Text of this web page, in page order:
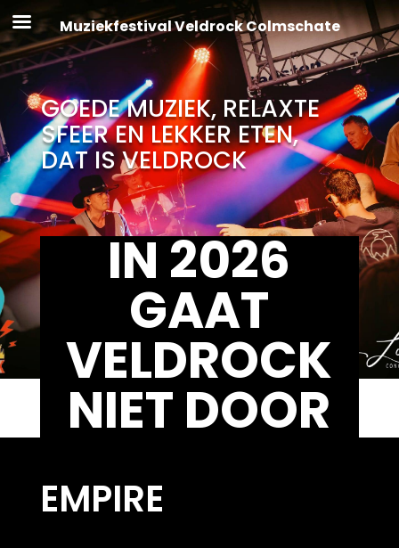
GOEDE MUZIEK, RELAXTE
SFEER EN LEKKER ETEN,
DAT IS VELDROCK
IN 2026
GAAT
VELDROCK
NIET DOOR
EMPIRE
Muziekfestival Veldrock Colmschate